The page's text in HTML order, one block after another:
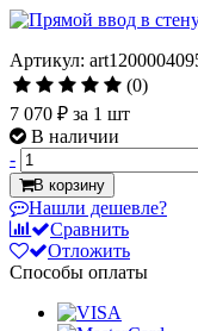
Артикул:
(0)
7 070 ₽ за 1 шт
В наличии
-
В корзину
Нашли дешевле?
Сравнить
Отложить
Способы оплаты